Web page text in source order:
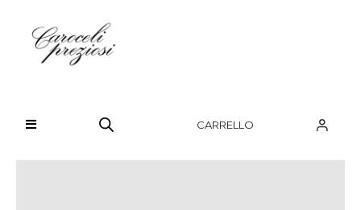
CARRELLO
CHI SIAMO
BRAND